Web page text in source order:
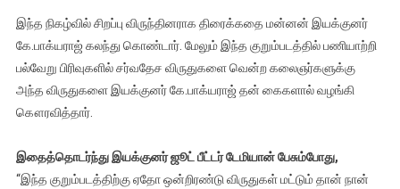
இந்த நிகழ்வில் சிறப்பு விருந்தினராக திரைக்கதை மன்னன் இயக்குனர்
கே.பாக்யராஜ் கலந்து கொண்டார். மேலும் இந்த குறும்படத்தில் பணியாற்றி
பல்வேறு பிரிவுகளில் சர்வதேச விருதுகளை வென்ற கலைஞர்களுக்கு
அந்த விருதுகளை இயக்குனர் கே.பாக்யராஜ் தன் கைகளால் வழங்கி
கௌரவித்தார்.
இதைத்தொடர்ந்து இயக்குனர் ஜூட் பீட்டர் டேமியான் பேசும்போது,
“இந்த குறும்படத்திற்கு ஏதோ ஒன்றிரண்டு விருதுகள் மட்டும் தான் நான்